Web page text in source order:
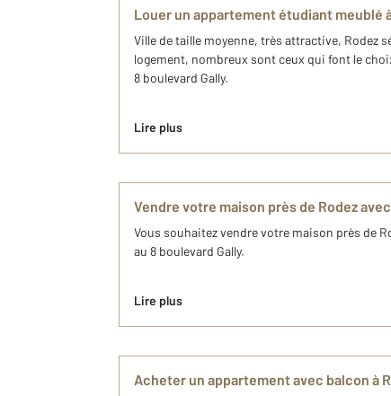
Louer un appartement étudiant meublé
Ville de taille moyenne, très attractive, Rodez
logement, nombreux sont ceux qui font le
8 boulevard Gally.
Lire plus
Vendre votre maison près de Rodez
Vous souhaitez vendre votre maison près de
au 8 boulevard Gally.
Lire plus
Acheter un appartement avec balcon à